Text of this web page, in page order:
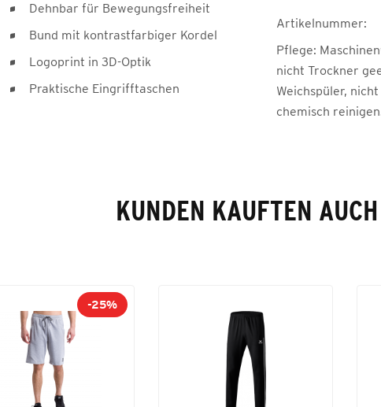
Dehnbar für Bewegungsfreiheit
Bund mit kontrastfarbiger Kordel
Logoprint in 3D-Optik
Praktische Eingrifftaschen
Artikelnummer:
Pflege:
nicht Trockner
Weichspüler,
chemisch
KUNDEN KAUFTEN AUCH
-25%